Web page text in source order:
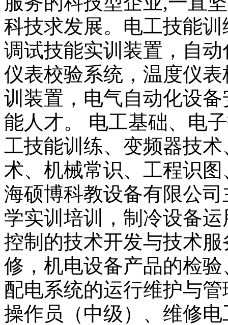
科技求发展。电工技能
调试技能实训装置，自
仪表校验系统，温度仪
训装置，电气自动化设
能人才。 电工基础、电
工技能训练、变频器技
术、机械常识、工程识
海硕博科教设备有限公
学实训培训，制冷设备
控制的技术开发与技术
修，机电设备产品的检
配电系统的运行维护与
操作员（中级）、维修